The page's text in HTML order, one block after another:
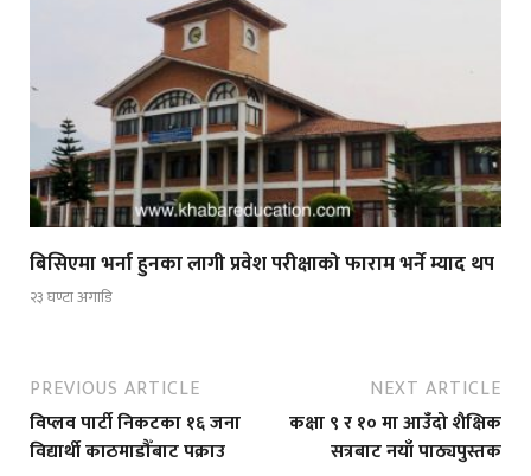
बिसिएमा भर्ना हुनका लागी प्रवेश परीक्षाको फाराम भर्ने म्याद थप
२३ घण्टा अगाडि
PREVIOUS ARTICLE
विप्लव पार्टी निकटका १६ जना
विद्यार्थी काठमाडौँबाट पक्राउ
NEXT ARTICLE
कक्षा ९ र १० मा आउँदो शैक्षिक
सत्रबाट नयाँ पाठ्यपुस्तक